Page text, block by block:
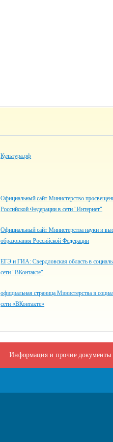
Культура.рф
Официальный сайт Министерство
Российской Федерации в сети "Интернет"
Официальный сайт Министерства науки и
образования Российской Федерации
ЕГЭ и ГИА: Свердловская область в
сети "ВКонтакте"
официальная страница Министерства в
сети «ВКонтакте»
Информация и прочие документы